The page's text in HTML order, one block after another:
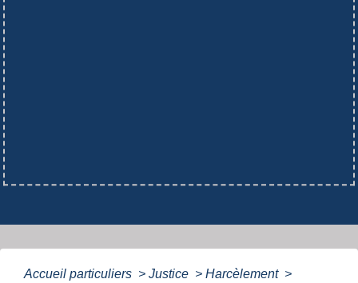
Accueil particuliers > Justice > Harcèlement >